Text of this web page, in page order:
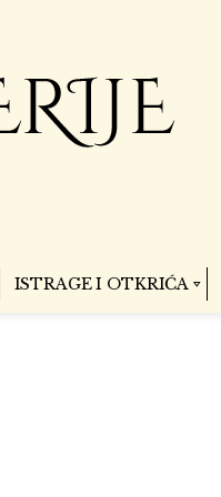
ISTRAGE I OTKRIĆA